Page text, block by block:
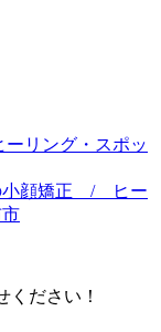
リング・スポッ
小顔矯正 / ヒー
ください！